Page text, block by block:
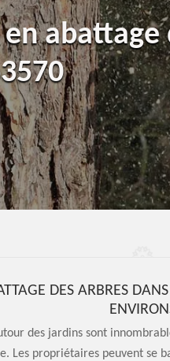
DES ARBRES
des jardins sont
Les propriétaires peuvent se